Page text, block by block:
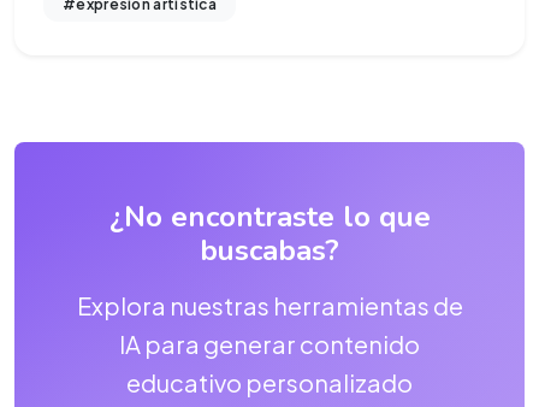
#expresion artistica
¿No encontraste lo que
buscabas?
Explora nuestras herramientas de
IA para generar contenido
educativo personalizado